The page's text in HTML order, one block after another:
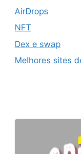
AirDrops
NFT
Dex e swap
Melhores sites